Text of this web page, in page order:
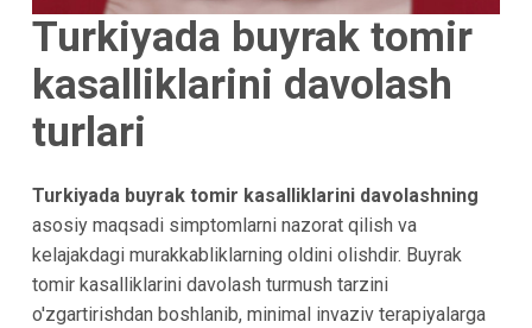
Turkiyada buyrak tomir
kasalliklarini davolash
turlari
Turkiyada buyrak tomir kasalliklarini davolashning
asosiy maqsadi simptomlarni nazorat qilish va
kelajakdagi murakkabliklarning oldini olishdir. Buyrak
tomir kasalliklarini davolash turmush tarzini
o'zgartirishdan boshlanib, minimal invaziv terapiyalarga